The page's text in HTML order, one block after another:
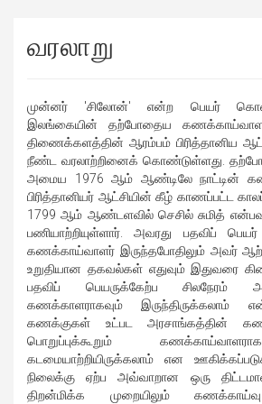
வரலாறு
முன்னர் 'சிலோன்' என்ற பெயர்
இலங்கையின் தற்போதைய
திணைக்களத்தின் ஆரம்பம் பிரித்தானிய
நீண்ட வரலாற்றினைக் கொண்டுள்ளது.
அமைய 1976 ஆம் ஆண்டிலே நாட்டின்
பிரித்தானியர் ஆட்சியின் கீழ் காணப்பட்ட
1799 ஆம் ஆண்டளவில் செசில் சுமித்
பணியாற்றியுள்ளார். அவரது பதவிப்
கணக்காய்வாளர் இருந்தபோதிலும் அவர்
உறுதியான தகவல்கள் எதுவும் இதுவரை
பதவிப் பெயருக்கேற்ப சிலநேரம்
கணக்காளராகவும் இருந்திருக்கலாம்
கணக்குகள் உட்பட அரசாங்கத்தின்
பொறுப்புக்கூறும்
கடமையாற்றியிருக்கலாம் என
நிலைக்கு ஏற்ப அவ்வாறான ஒரு
திறன்மிக்க முறையிலும்